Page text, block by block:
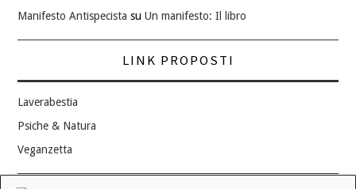
Manifesto Antispecista suUn manifesto: Il libro
LINK PROPOSTI
Laverabestia
Psiche & Natura
Veganzetta